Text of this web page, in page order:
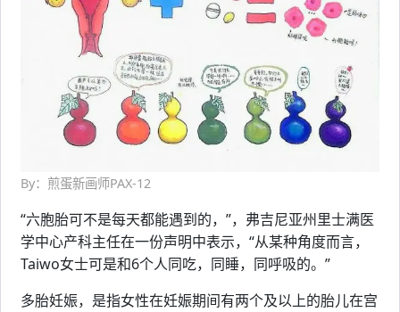
By：煎蛋新画师PAX-12
“六胞胎可不是每天都能遇到的，”，弗吉尼亚州里士满医
学中心产科主任在一份声明中表示，“从某种角度而言，
Taiwo女士可是和6个人同吃，同睡，同呼吸的。”
多胎妊娠，是指女性在妊娠期间有两个及以上的胎儿在宫